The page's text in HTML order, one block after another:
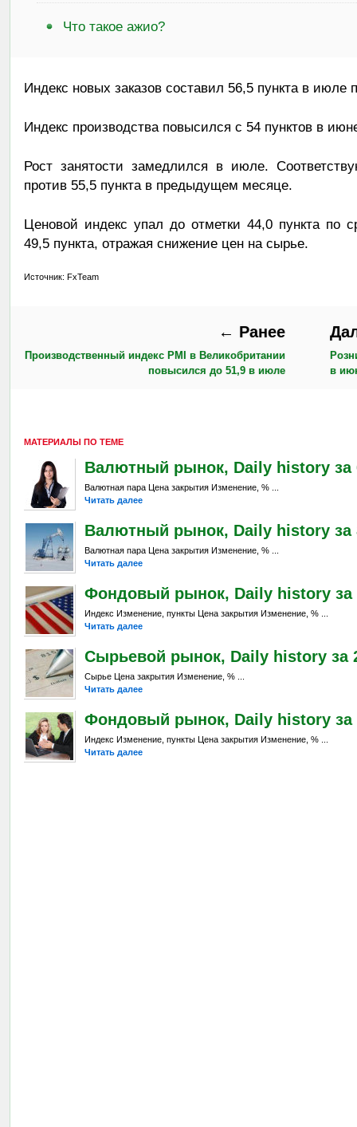
Что такое ажио?
Индекс новых заказов составил 56,5 пункта в
Индекс производства повысился с 54 пунктов в
Рост занятости замедлился в июле.
против 55,5 пункта в предыдущем месяце.
Ценовой индекс упал до отметки 44,0 пункта по
49,5 пункта, отражая снижение цен на сырье.
Источник: FxTeam
← Ранее
Производственный индекс PMI в Великобритании
повысился до 51,9 в июле
в
МАТЕРИАЛЫ ПО ТЕМЕ
Валютный рынок, Daily history за
Валютная пара Цена закрытия Изменение, % ...
Читать далее
Валютный рынок, Daily history за
Валютная пара Цена закрытия Изменение, % ...
Читать далее
Фондовый рынок, Daily history за
Индекс Изменение, пункты Цена закрытия Изменение, % ...
Читать далее
Сырьевой рынок, Daily history за
Сырье Цена закрытия Изменение, % ...
Читать далее
Фондовый рынок, Daily history за
Индекс Изменение, пункты Цена закрытия Изменение, % ...
Читать далее